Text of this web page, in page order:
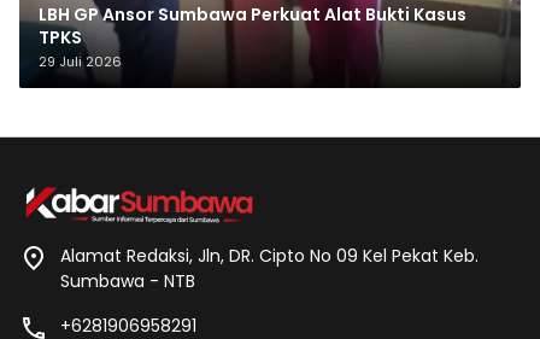
LBH GP Ansor Sumbawa Perkuat Alat Bukti Kasus
TPKS
29 Juli 2026
Alamat Redaksi, Jln, DR. Cipto No 09 Kel Pekat Keb.
Sumbawa - NTB
+6281906958291